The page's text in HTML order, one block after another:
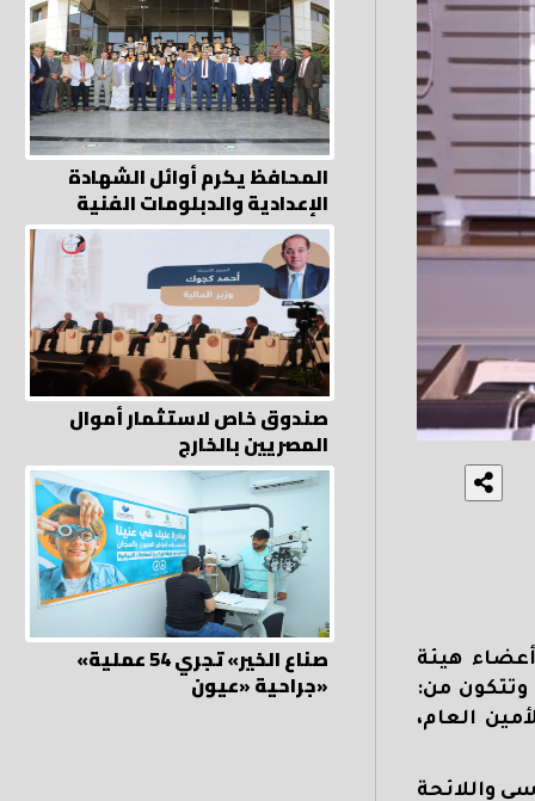
هيئة
وتتكون من:
العام،
الأساسي واللائحة
المحافظ يكرم أوائل الشهادة
الإعدادية والدبلومات الفنية
صندوق خاص لاستثمار أموال
المصريين بالخارج
«صناع الخير» تجري 54 عملية
جراحية «عيون»